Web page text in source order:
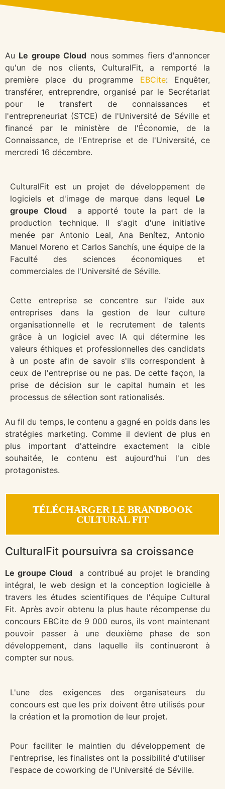
Au Le groupe Cloud nous sommes fiers d'annoncer
qu'un de nos clients, CulturalFit, a remporté la
première place du programme EBCite: Enquêter,
transférer, entreprendre, organisé par le Secrétariat
pour le transfert de connaissances et
l'entrepreneuriat (STCE) de l'Université de Séville et
financé par le ministère de l'Économie, de la
Connaissance, de l'Entreprise et de l'Université, ce
mercredi 16 décembre.
CulturalFit est un projet de développement de
logiciels et d'image de marque dans lequel Le
groupe Cloud
a apporté toute la part de la
production technique. Il s'agit d'une initiative
menée par Antonio Leal, Ana Benítez, Antonio
Manuel Moreno et Carlos Sanchís, une équipe de la
Faculté des sciences économiques et
commerciales de l'Université de Séville.
Cette entreprise se concentre sur l'aide aux
entreprises dans la gestion de leur culture
organisationnelle et le recrutement de talents
grâce à un logiciel avec IA qui détermine les
valeurs éthiques et professionnelles des candidats
à un poste afin de savoir s'ils correspondent à
ceux de l'entreprise ou ne pas. De cette façon, la
prise de décision sur le capital humain et les
processus de sélection sont rationalisés.
Au fil du temps, le contenu a gagné en poids dans les
stratégies marketing. Comme il devient de plus en
plus important d'atteindre exactement la cible
souhaitée, le contenu est aujourd'hui l'un des
protagonistes.
TÉLÉCHARGER LE BRANDBOOK
CULTURAL FIT
CulturalFit poursuivra sa croissance
Le groupe Cloud
a contribué au projet le branding
intégral, le web design et la conception logicielle à
travers les études scientifiques de l'équipe Cultural
Fit. Après avoir obtenu la plus haute récompense du
concours EBCite de 9 000 euros, ils vont maintenant
pouvoir passer à une deuxième phase de son
développement, dans laquelle ils continueront à
compter sur nous.
L'une des exigences des organisateurs du
concours est que les prix doivent être utilisés pour
la création et la promotion de leur projet.
Pour faciliter le maintien du développement de
l'entreprise, les finalistes ont la possibilité d'utiliser
l'espace de coworking de l'Université de Séville.